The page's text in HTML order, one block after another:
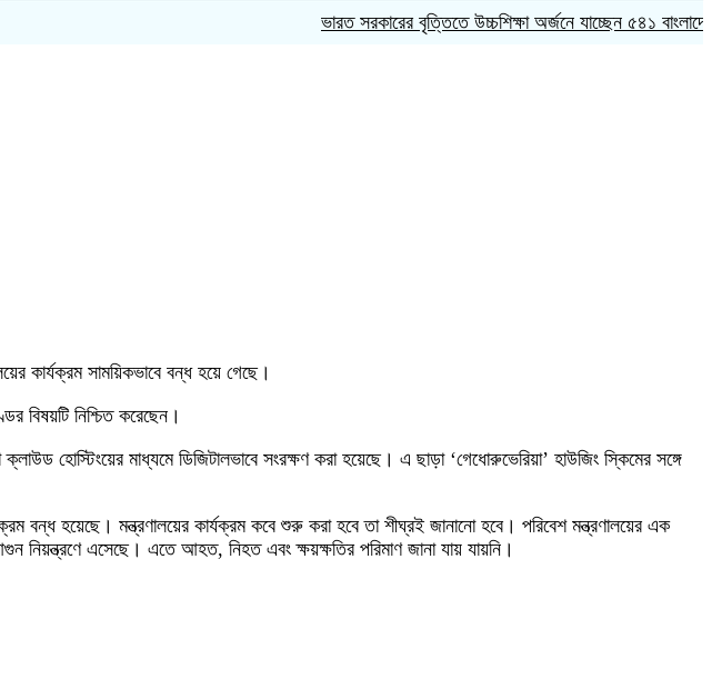
ভারত সরকারের বৃত্তিতে উচ্চশিক্ষা অর্জনে যাচ্ছেন ৫৪১ বাংলাদেশি
কার্যক্রম সাময়িকভাবে বন্ধ হয়ে গেছে।
বিষয়টি নিশ্চিত করেছেন।
হোস্টিংয়ের মাধ্যমে ডিজিটালভাবে সংরক্ষণ করা হয়েছে। এ ছাড়া ‘গেধোরুভেরিয়া’ হাউজিং স্কিমের সঙ্গে
বন্ধ হয়েছে। মন্ত্রণালয়ের কার্যক্রম কবে শুরু করা হবে তা শীঘ্রই জানানো হবে। পরিবেশ মন্ত্রণালয়ের এক
নিয়ন্ত্রণে এসেছে। এতে আহত, নিহত এবং ক্ষয়ক্ষতির পরিমাণ জানা যায় যায়নি।